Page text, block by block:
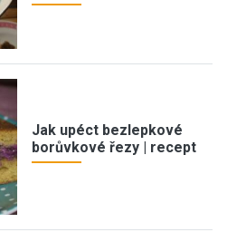
Jak upéct bezlepkové
borůvkové řezy | recept